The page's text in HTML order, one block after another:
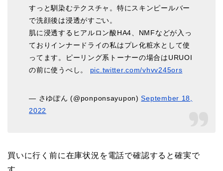
すっと馴染むテクスチャ。特にスキンピールバー
で洗顔後は浸透がすごい。
肌に浸透するヒアルロン酸HA4、NMFなどが入っ
ておりインナードライの私はプレ化粧水として使
ってます。ピーリング系トーナーの場合はURUOI
の前に使うべし。 pic.twitter.com/vhvv245ors
— さゆぽん (@ponponsayupon)September 18,
2022
買いに行く前に在庫状況を電話で確認すると確実で